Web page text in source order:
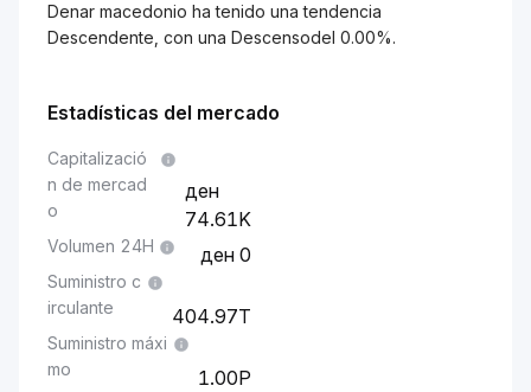
Denar macedonio ha tenido una tendencia
Descendente, con una Descensodel 0.00%.
Estadísticas del mercado
Capitalizació
n de mercad
o
74.61K
Volumen 24H 0
Suministro c
irculante
404.97T
Suministro máxi
mo
1.00P